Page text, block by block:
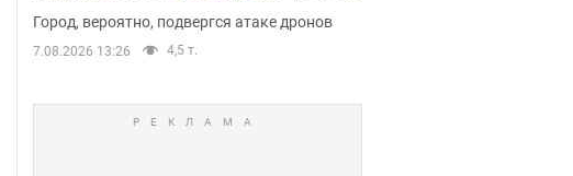
видео
Город, вероятно, подвергся атаке дронов
7.08.2026 13:26 4,5 т.